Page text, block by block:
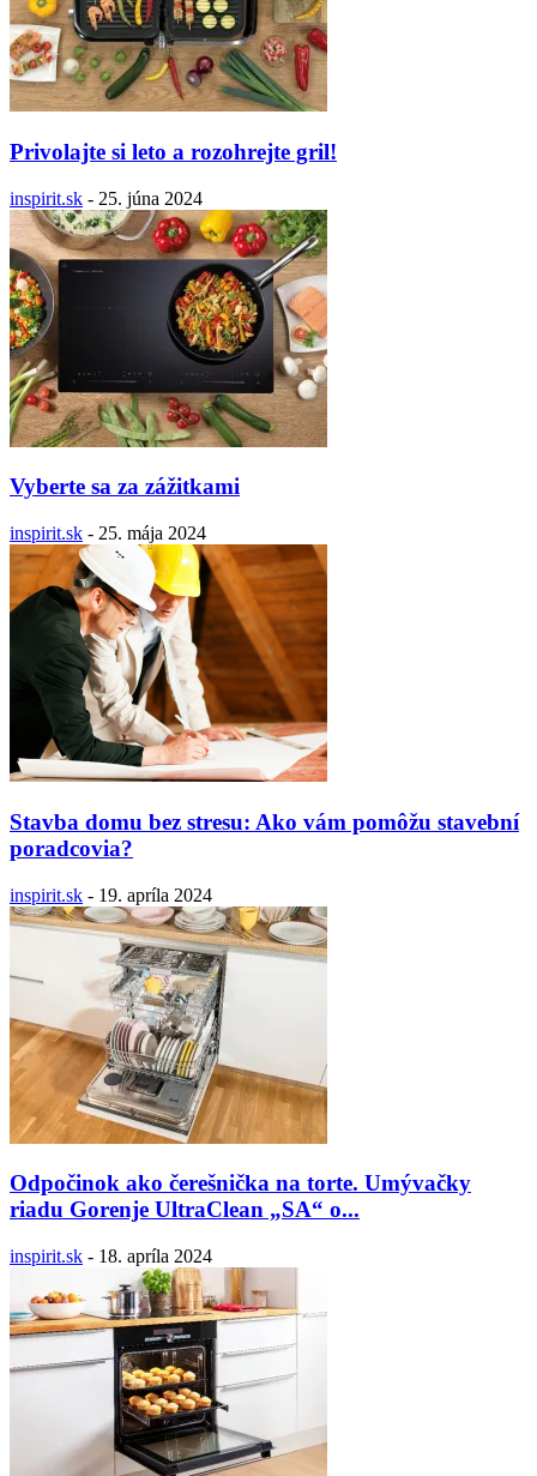
Privolajte si leto a rozohrejte gril!
inspirit.sk - 25. júna 2024
Vyberte sa za zážitkami
inspirit.sk - 25. mája 2024
Stavba domu bez stresu: Ako vám pomôžu stavební
poradcovia?
inspirit.sk - 19. apríla 2024
Odpočinok ako čerešnička na torte. Umývačky
riadu Gorenje UltraClean „SA“ o...
inspirit.sk - 18. apríla 2024